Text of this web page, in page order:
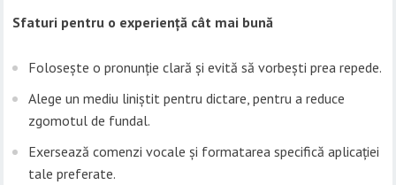
Sfaturi pentru o experiență cât mai bună
Folosește o pronunție clară și evită să vorbești prea repede.
Alege un mediu liniștit pentru dictare, pentru a reduce
zgomotul de fundal.
Exersează comenzi vocale și formatarea specifică aplicației
tale preferate.